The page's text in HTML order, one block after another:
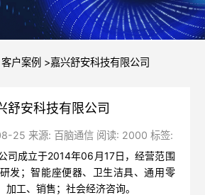
客户案例 >嘉兴舒安科技有限公司
舒安科技有限公司
25 来源: 百脑通信 阅读: 2000 标签:
司成立于2014年06月17日，经营范围
发；智能座便器、卫生洁具、通用零
加工、销售；社会经济咨询。